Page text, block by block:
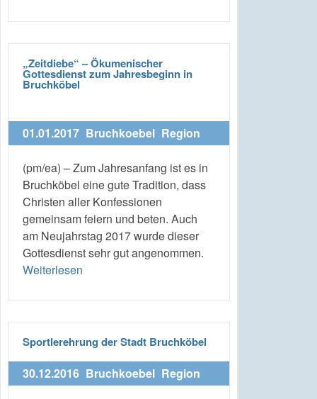
„Zeitdiebe“ – Ökumenischer
Gottesdienst zum Jahresbeginn in
Bruchköbel
01.01.2017 Bruchkoebel Region
(pm/ea) – Zum Jahresanfang ist es in
Bruchköbel eine gute Tradition, dass
Christen aller Konfessionen
gemeinsam feiern und beten. Auch
am Neujahrstag 2017 wurde dieser
Gottesdienst sehr gut angenommen.
Weiterlesen
Sportlerehrung der Stadt Bruchköbel
30.12.2016 Bruchkoebel Region